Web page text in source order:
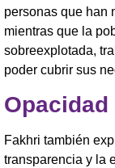
personas que han
mientras que la
sobreexplotada,
poder cubrir sus
Fakhri también
transparencia y la